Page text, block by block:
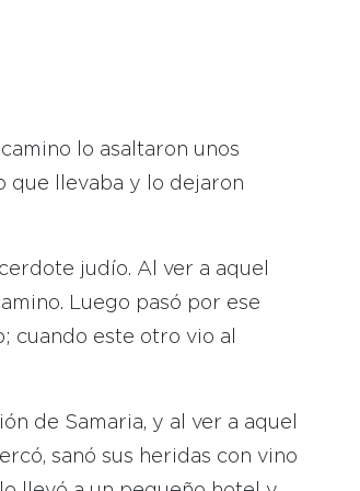
lo asaltaron unos
que llevaba y lo dejaron
judío. Al ver a aquel
Luego pasó por ese
cuando este otro vio al
de Samaria, y al ver a aquel
sanó sus heridas con vino